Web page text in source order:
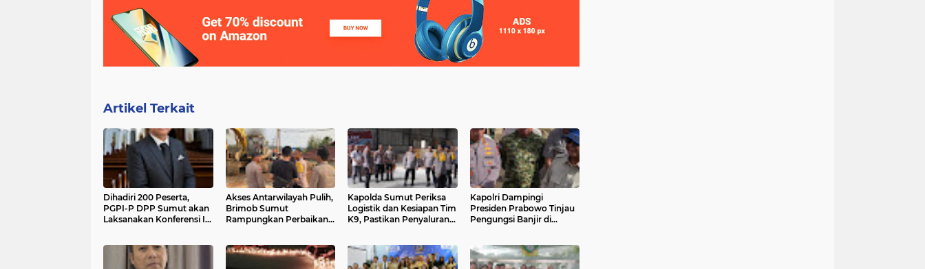
Artikel Terkait
Dihadiri 200 Peserta,
PGPI-P DPP Sumut akan
Laksanakan Konferensi I
Akses Antarwilayah Pulih,
Brimob Sumut
Rampungkan Perbaikan
Kapolda Sumut Periksa
Logistik dan Kesiapan Tim
K9, Pastikan Penyaluran
Kapolri Dampingi
Presiden Prabowo Tinjau
Pengungsi Banjir di
Terpadu